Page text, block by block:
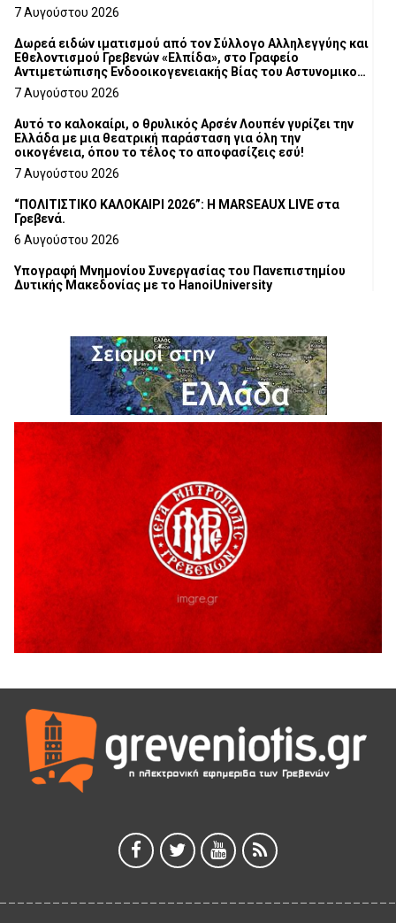
7 Αυγούστου 2026
Δωρεά ειδών ιματισμού από τον Σύλλογο Αλληλεγγύης και
Εθελοντισμού Γρεβενών «Ελπίδα», στο Γραφείο
Αντιμετώπισης Ενδοοικογενειακής Βίας του Αστυνομικού
Τμήματος Γρεβενών
7 Αυγούστου 2026
Αυτό το καλοκαίρι, ο θρυλικός Αρσέν Λουπέν γυρίζει την
Ελλάδα με μια θεατρική παράσταση για όλη την
οικογένεια, όπου το τέλος το αποφασίζεις εσύ!
7 Αυγούστου 2026
“ΠΟΛΙΤΙΣΤΙΚΟ ΚΑΛΟΚΑΙΡΙ 2026”: Η MARSEAUX LIVE στα
Γρεβενά.
6 Αυγούστου 2026
Υπογραφή Μνημονίου Συνεργασίας του Πανεπιστημίου
Δυτικής Μακεδονίας με το HanoiUniversity
Σε απόγνωση λόγω αδέσποτων
6 Αυγούστου 2026
ΔΙΑΚΟΠΗ ΗΛΕΚΤΡΙΚΟΥ ΡΕΥΜΑΤΟΣ
6 Αυγούστου 2026
Ολοκληρώνεται η ασφαλτόστρωση της οδού Περιβόλι –
Αβδέλλα
H παραδοχή λαθών είναι (και) δύναμη
5 Αυγούστου 2026
Ο ΑΝΔΡΕΑΣ ΑΣΛΑΝΙΔΗΣ ΣΥΝΕΧΙΖΕΙ ΣΤΟΝ ΠΡΩΤΕΑ
ΓΡΕΒΕΝΩΝ
5 Αυγούστου 2026
Ευχαριστήριο Εκπολιτιστικού Συλλόγου Ταξιάρχη προς κ.
Παρασχάκη Αθανάσιο
Διακοπή υδροδότησης του Α΄ κλάδου ύδρευσης
5 Αυγούστου 2026
Η Marseaux στα Γρεβενά για μια μοναδική συναυλία
5 Αυγούστου 2026
Θερινό Σινεμά στο πλαίσιο του «Πολιτιστικού
5 Αυγούστου 2026